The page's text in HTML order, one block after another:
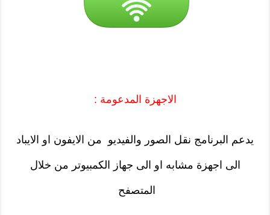
الاجهزة المدعومة :
يدعم البرنامج نقل الصور والفيديو من الايفون او الايباد
الى اجهزة مشابه او الى جهاز الكمبيوتر من خلال
المتصفح